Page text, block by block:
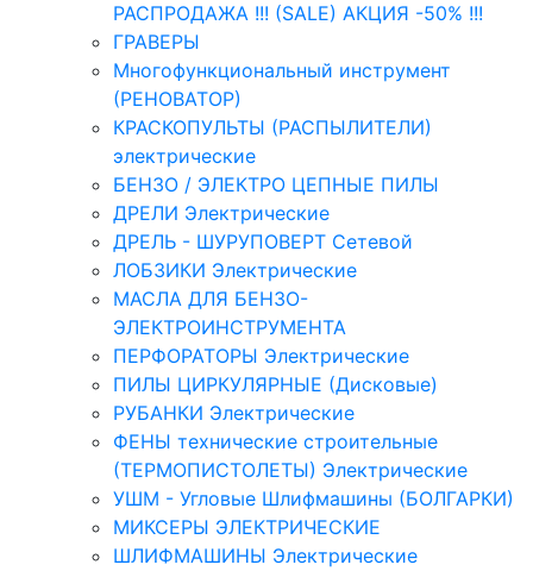
РАСПРОДАЖА !!! (SALE) АКЦИЯ -50% !!!
ГРАВЕРЫ
Многофункциональный инструмент
(РЕНОВАТОР)
КРАСКОПУЛЬТЫ (РАСПЫЛИТЕЛИ)
электрические
БЕНЗО / ЭЛЕКТРО ЦЕПНЫЕ ПИЛЫ
ДРЕЛИ Электрические
ДРЕЛЬ - ШУРУПОВЕРТ Сетевой
ЛОБЗИКИ Электрические
МАСЛА ДЛЯ БЕНЗО-
ЭЛЕКТРОИНСТРУМЕНТА
ПЕРФОРАТОРЫ Электрические
ПИЛЫ ЦИРКУЛЯРНЫЕ (Дисковые)
РУБАНКИ Электрические
ФЕНЫ технические строительные
(ТЕРМОПИСТОЛЕТЫ) Электрические
УШМ - Угловые Шлифмашины (БОЛГАРКИ)
МИКСЕРЫ ЭЛЕКТРИЧЕСКИЕ
ШЛИФМАШИНЫ Электрические